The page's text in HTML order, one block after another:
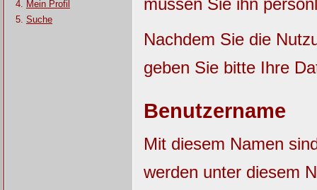
Mein Profil
Suche
müssen Sie ihn
Nachdem Sie die
geben Sie bitte Ihre
Benutzername
Mit diesem Namen
werden unter diesem